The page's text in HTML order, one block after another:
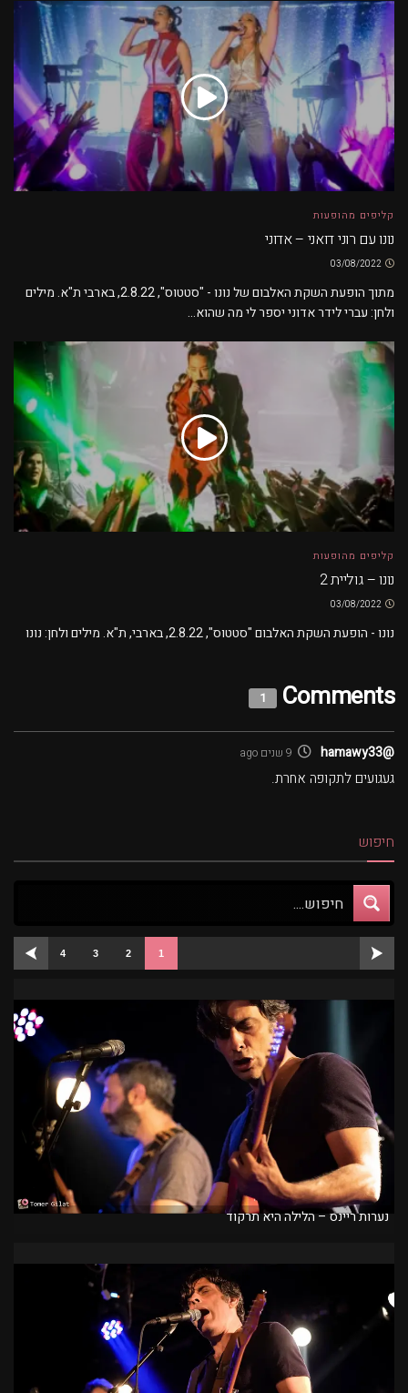
קליפים מהופעות
נונו עם רוני דואני – אדוני
מתוך הופעת השקת האלבום של נונו - "סטטוס", 2.8.22, בארבי ת"א. מילים
ולחן: עברי לידר אדוני יספר לי מה שהוא...
קליפים מהופעות
נונו – גוליית 2
נונו - הופעת השקת האלבום "סטטוס", 2.8.22, בארבי, ת"א. מילים ולחן: נונו
Comments
1
@hamawy33 9 שנים ago
געגועים לתקופה אחרת.
חיפוש
1
2
3
4
נערות ריינס – הלילה היא תרקוד